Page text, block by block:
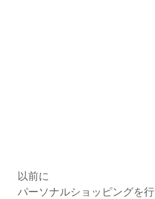
以前に
パーソナルショッピングを